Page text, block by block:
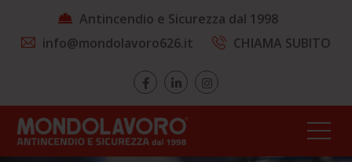
Antincendio e Sicurezza dal 1998
info@mondolavoro626.it
CHIAMA SUBITO